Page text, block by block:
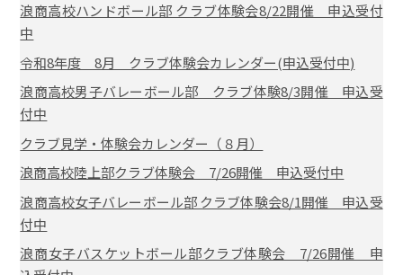
浪商高校ハンドボール部 クラブ体験会8/22開催 申込受付
中
令和8年度 8月 クラブ体験会カレンダー(申込受付中)
浪商高校男子バレーボール部 クラブ体験8/3開催 申込受
付中
クラブ見学・体験会カレンダー（８月）
浪商高校陸上部クラブ体験会 7/26開催 申込受付中
浪商高校女子バレーボール部 クラブ体験会8/1開催 申込受
付中
浪商女子バスケットボール部クラブ体験会 7/26開催 申